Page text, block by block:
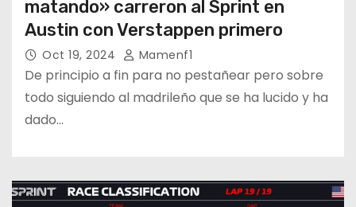
matando» carreron al Sprint en
Austin con Verstappen primero
Oct 19, 2024 Mamenf1
De principio a fin para no pestañear pero sobre
todo siguiendo al madrileño que se ha lucido y ha
dado…